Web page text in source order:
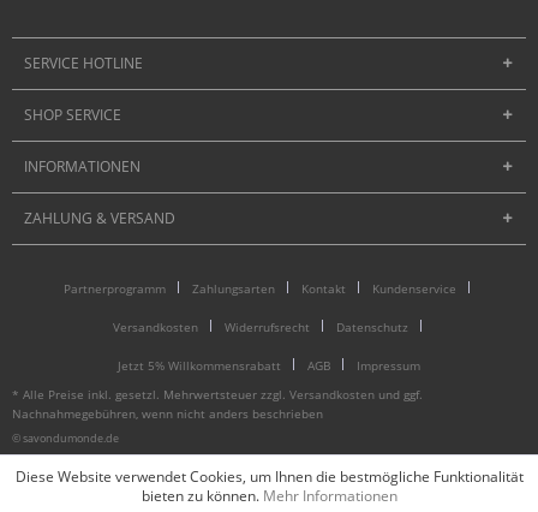
SERVICE HOTLINE
SHOP SERVICE
INFORMATIONEN
ZAHLUNG & VERSAND
Partnerprogramm Zahlungsarten Kontakt Kundenservice
Versandkosten Widerrufsrecht Datenschutz
Jetzt 5% Willkommensrabatt AGB
Impressum
* Alle Preise inkl. gesetzl. Mehrwertsteuer zzgl. Versandkosten und ggf.
Nachnahmegebühren, wenn nicht anders beschrieben
© savondumonde.de
Diese Website verwendet Cookies, um Ihnen die bestmögliche Funktionalität
bieten zu können. Mehr Informationen